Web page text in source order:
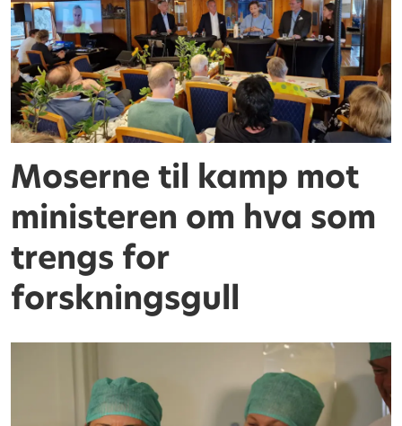
Moserne til kamp mot
ministeren om hva som
trengs for
forskningsgull